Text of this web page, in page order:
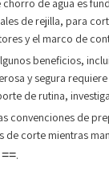
de agua es
de rejilla, para
y el marco de
beneficios,
y segura
de rutina,
convenciones de
corte mientras
.